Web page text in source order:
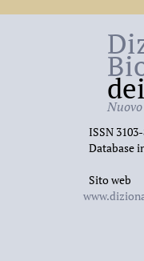
ISSN
Database
Sito web